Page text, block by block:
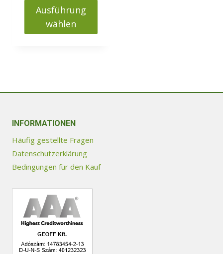
bis
1079000 Ft
Ausführung
wählen
Varianten
Die
Optionen
können
der
Produktseite
gewählt
werden
INFORMATIONEN
Häufig gestellte Fragen
Datenschutzerklärung
Bedingungen für den Kauf